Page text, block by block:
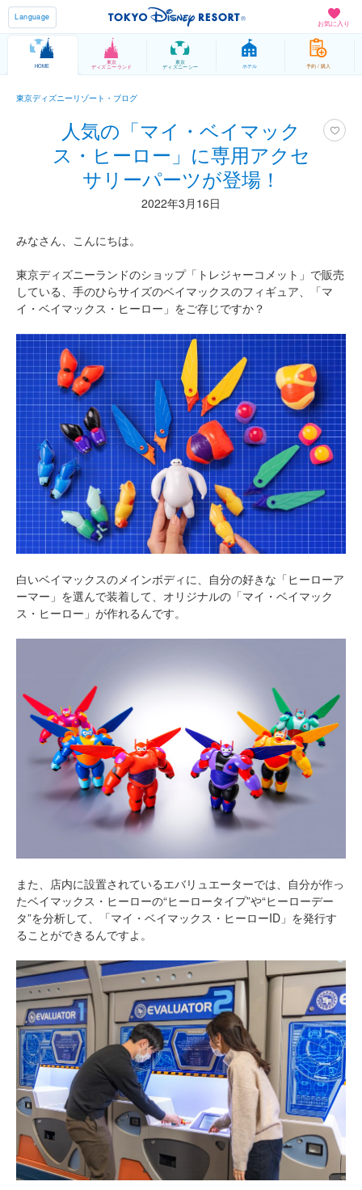
お気に入り
Language
HOME
東京
ディズニーランド
東京
ディズニーシー ホテル 予約 / 購入
東京ディズニーリゾート・ブログ
人気の「マイ・ベイマック
ス・ヒーロー」に専用アクセ
サリーパーツが登場！
2022年3月16日
みなさん、こんにちは。
東京ディズニーランドのショップ「トレジャーコメット」で販売
している、手のひらサイズのベイマックスのフィギュア、「マ
イ・ベイマックス・ヒーロー」をご存じですか？
白いベイマックスのメインボディに、自分の好きな「ヒーローア
ーマー」を選んで装着して、オリジナルの「マイ・ベイマック
ス・ヒーロー」が作れるんです。
また、店内に設置されているエバリュエーターでは、自分が作っ
たベイマックス・ヒーローの“ヒーロータイプ”や“ヒーローデー
タ”を分析して、「マイ・ベイマックス・ヒーローID」を発行す
ることができるんですよ。